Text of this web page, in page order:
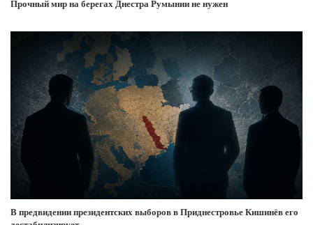
Прочный мир на берегах Днестра Румынии не нужен
В предвидении президентских выборов в Приднестровье Кишинёв его